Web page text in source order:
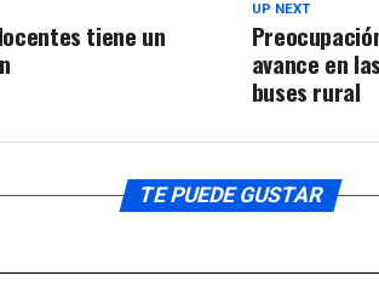
UP NEXT
avance en
buses rural
tiene un
TE PUEDE GUSTAR